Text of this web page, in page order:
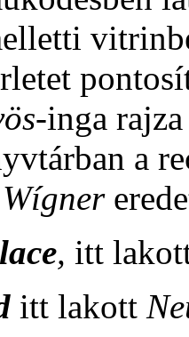
-inga
a
Wígner
, itt
itt lakott